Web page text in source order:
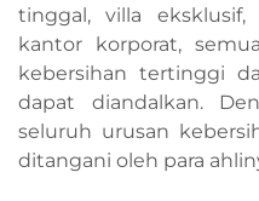
tinggal, villa
kantor korporat,
kebersihan tertinggi
dapat diandalkan.
seluruh urusan
ditangani oleh para